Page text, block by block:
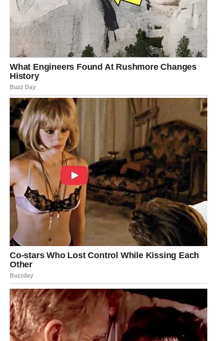
Iako može biti emotivno zahtevno, ovo je trenutak rasta.
Kada prihvatite realnost, otvara se prostor za ljubav i mir
kakav ste dugo tražili.